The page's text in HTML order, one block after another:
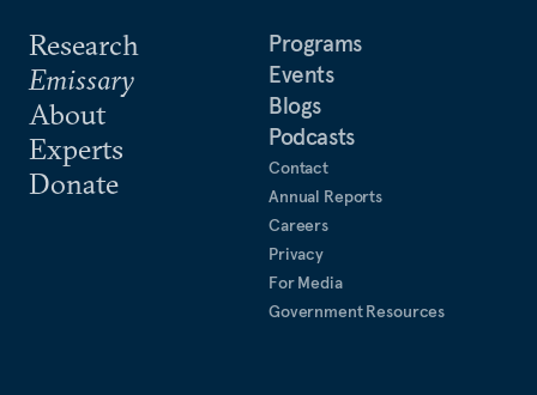
Research
Emissary
About
Experts
Donate
Programs
Events
Blogs
Podcasts
Contact
Annual Reports
Careers
Privacy
For Media
Government Resources